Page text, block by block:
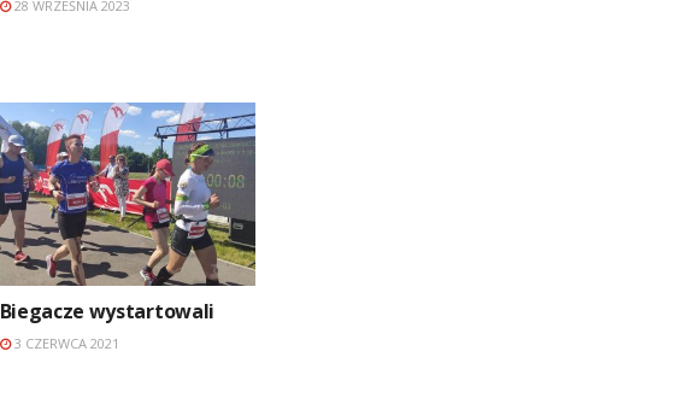
28 WRZEŚNIA 2023
Biegacze wystartowali
3 CZERWCA 2021